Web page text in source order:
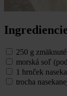
250 g
morská soľ
1 hrnček
trocha